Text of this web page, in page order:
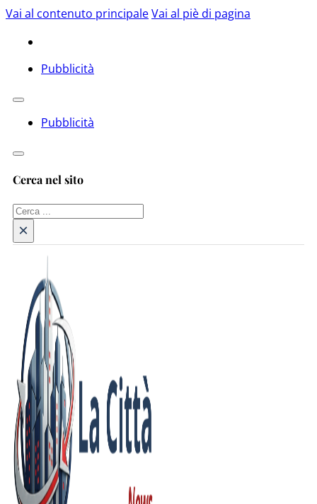
Vai al contenuto principaleVai al piè di pagina
Pubblicità
Pubblicità
Cerca nel sito
Cerca
×